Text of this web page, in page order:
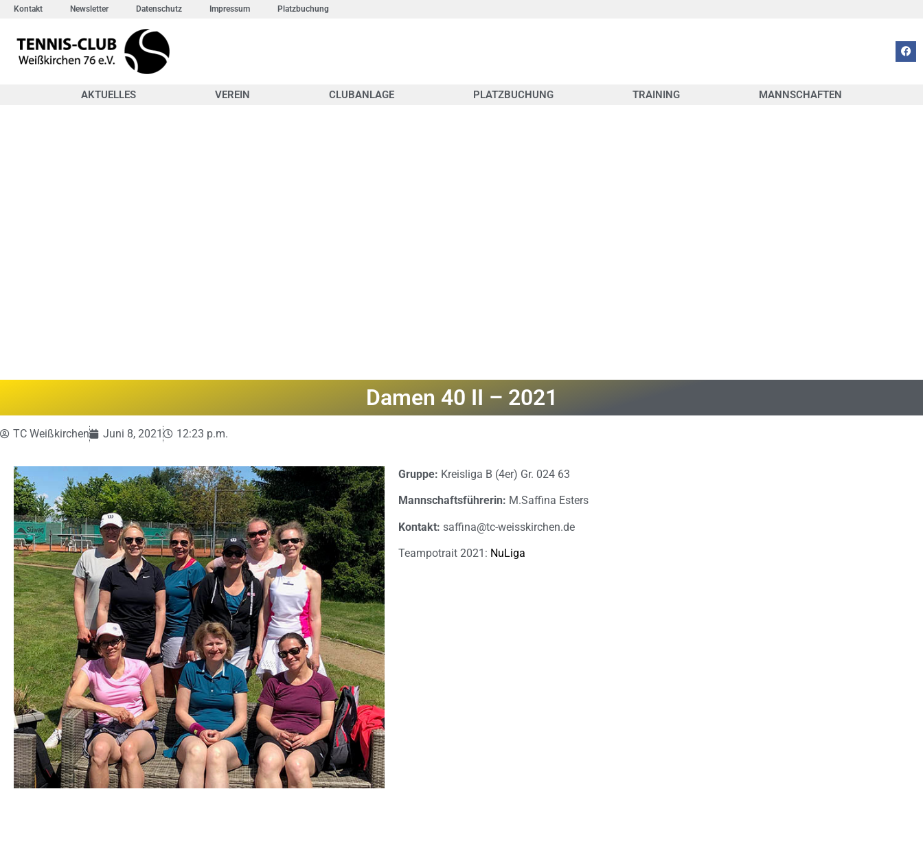
Kontakt Newsletter Datenschutz Impressum Platzbuchung
AKTUELLES VEREIN CLUBANLAGE PLATZBUCHUNG TRAINING MANNSCHAFTEN
Damen 40 II – 2021
TC Weißkirchen Juni 8, 2021 12:23 p.m.
Gruppe: Kreisliga B (4er) Gr. 024 63
Mannschaftsführerin: M.Saffina Esters
Kontakt: saffina@tc-weisskirchen.de
Teampotrait 2021: NuLiga